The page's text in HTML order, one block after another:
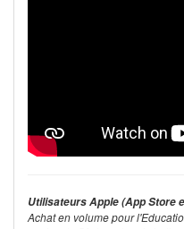
Utilisateurs Apple (App Store
Achat en volume pour